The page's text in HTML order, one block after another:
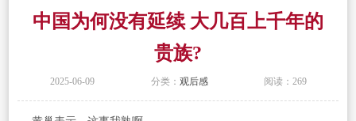
中国为何没有延续 大几百上千年的
贵族?
2025-06-09 分类： 观后感 阅读：269